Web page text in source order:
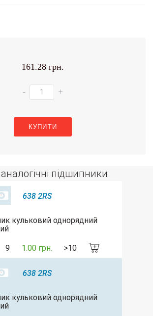
161.28 грн.
- +
КУПИТИ
підшипники
638 2RS
кульковий однорядний
9 1.00 грн. >10
638 2RS
кульковий однорядний